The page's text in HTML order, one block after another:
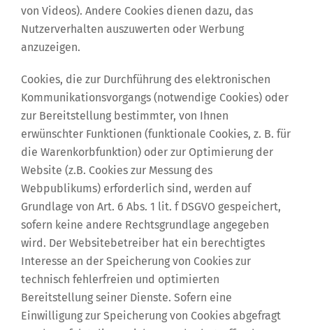
von Videos). Andere Cookies dienen dazu, das
Nutzerverhalten auszuwerten oder Werbung
anzuzeigen.
Cookies, die zur Durchführung des elektronischen
Kommunikationsvorgangs (notwendige Cookies) oder
zur Bereitstellung bestimmter, von Ihnen
erwünschter Funktionen (funktionale Cookies, z. B. für
die Warenkorbfunktion) oder zur Optimierung der
Website (z.B. Cookies zur Messung des
Webpublikums) erforderlich sind, werden auf
Grundlage von Art. 6 Abs. 1 lit. f DSGVO gespeichert,
sofern keine andere Rechtsgrundlage angegeben
wird. Der Websitebetreiber hat ein berechtigtes
Interesse an der Speicherung von Cookies zur
technisch fehlerfreien und optimierten
Bereitstellung seiner Dienste. Sofern eine
Einwilligung zur Speicherung von Cookies abgefragt